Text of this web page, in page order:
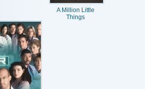
A Million Little
Things